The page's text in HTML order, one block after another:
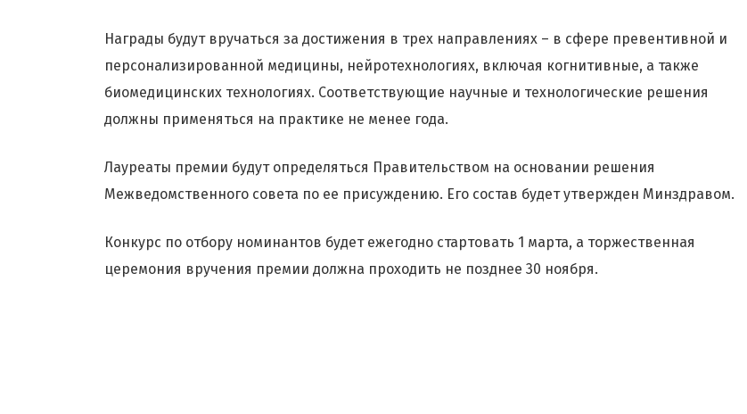
Награды будут вручаться за достижения в трех направлениях – в сфере превентивной и
персонализированной медицины, нейротехнологиях, включая когнитивные, а также
биомедицинских технологиях. Соответствующие научные и технологические решения
должны применяться на практике не менее года.
Лауреаты премии будут определяться Правительством на основании решения
Межведомственного совета по ее присуждению. Его состав будет утвержден Минздравом.
Конкурс по отбору номинантов будет ежегодно стартовать 1 марта, а торжественная
церемония вручения премии должна проходить не позднее 30 ноября.